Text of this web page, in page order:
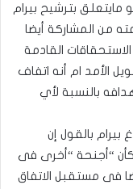
مايتعلق بترشيح بيرام
من المشاركة أيضا
القادمة
الأمد ام أنه اتفاف
بالنسبة لأي
بيرام بالقول إن
“أجنحة “أخرى فى
فى مستقبل الاتفاق